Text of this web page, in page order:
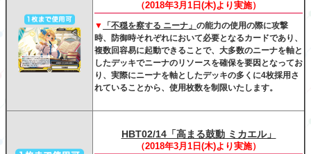
（2018年3月1日(木)より実施）
▼ 「不穏を察する ニーナ」 の能力の使用の際に攻撃
時、防御時それぞれにおいて必要となるカードであり、
複数回容易に起動できることで、大多数のニーナを軸と
したデッキでニーナのリソースを確保を要因となってお
り 、実際にニーナを軸としたデッキの多くに4枚採用さ
れていることから、使用枚数を制限いたします。
HBT02/14「高まる鼓動 ミカエル」
（2018年3月1日(木)より実施）